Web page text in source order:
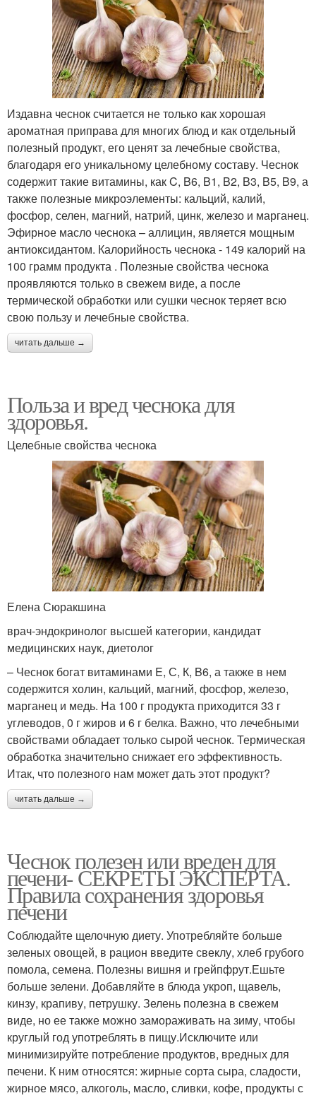
Издавна чеснок считается не только как хорошая
ароматная приправа для многих блюд и как отдельный
полезный продукт, его ценят за лечебные свойства,
благодаря его уникальному целебному составу. Чеснок
содержит такие витамины, как C, B6, B1, B2, B3, B5, B9, а
также полезные микроэлементы: кальций, калий,
фосфор, селен, магний, натрий, цинк, железо и марганец.
Эфирное масло чеснока – аллицин, является мощным
антиоксидантом. Калорийность чеснока - 149 калорий на
100 грамм продукта . Полезные свойства чеснока
проявляются только в свежем виде, а после
термической обработки или сушки чеснок теряет всю
свою пользу и лечебные свойства.
читать дальше →
Польза и вред чеснока для
здоровья.
Целебные свойства чеснока
Елена Сюракшина
врач-эндокринолог высшей категории, кандидат
медицинских наук, диетолог
– Чеснок богат витаминами E, С, К, B6, а также в нем
содержится холин, кальций, магний, фосфор, железо,
марганец и медь. На 100 г продукта приходится 33 г
углеводов, 0 г жиров и 6 г белка. Важно, что лечебными
свойствами обладает только сырой чеснок. Термическая
обработка значительно снижает его эффективность.
Итак, что полезного нам может дать этот продукт?
читать дальше →
Чеснок полезен или вреден для
печени- СЕКРЕТЫ ЭКСПЕРТА.
Правила сохранения здоровья
печени
Соблюдайте щелочную диету. Употребляйте больше
зеленых овощей, в рацион введите свеклу, хлеб грубого
помола, семена. Полезны вишня и грейпфрут.Ешьте
больше зелени. Добавляйте в блюда укроп, щавель,
кинзу, крапиву, петрушку. Зелень полезна в свежем
виде, но ее также можно замораживать на зиму, чтобы
круглый год употреблять в пищу.Исключите или
минимизируйте потребление продуктов, вредных для
печени. К ним относятся: жирные сорта сыра, сладости,
жирное мясо, алкоголь, масло, сливки, кофе, продукты с